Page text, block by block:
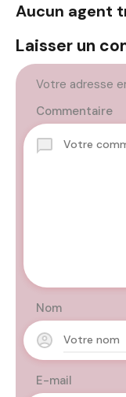
Aucun agent
Laisser un
Votre adresse
Commentaire
Nom
E-mail